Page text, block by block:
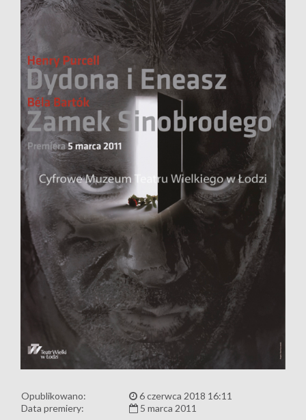
Opublikowano:
6 czerwca 2018 16:11
Data premiery:
5 marca 2011